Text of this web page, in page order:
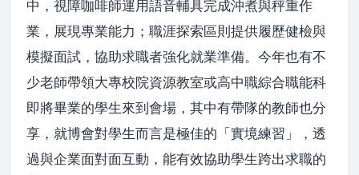
中，視障咖啡師運用語音輔具完成沖煮與秤重作
業，展現專業能力；職涯探索區則提供履歷健檢與
模擬面試，協助求職者強化就業準備。今年也有不
少老師帶領大專校院資源教室或高中職綜合職能科
即將畢業的學生來到會場，其中有帶隊的教師也分
享，就博會對學生而言是極佳的「實境練習」，透
過與企業面對面互動，能有效協助學生跨出求職的